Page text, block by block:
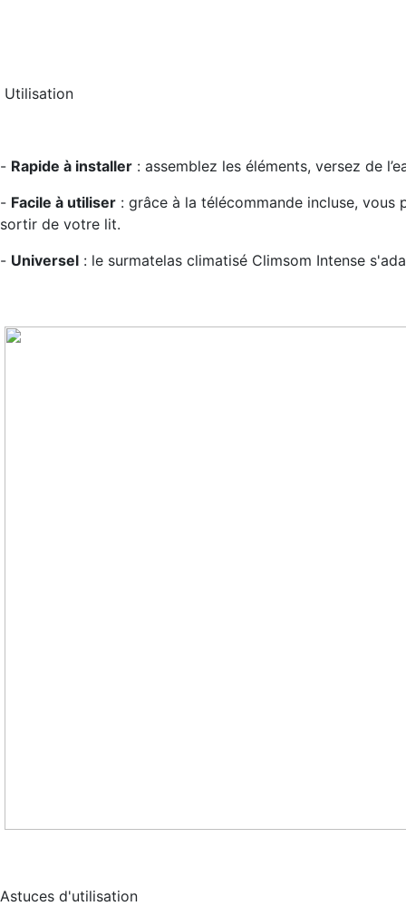
Utilisation
- Rapide à installer : assemblez les éléments, versez de
- Facile à utiliser : grâce à la télécommande incluse,
sortir de votre lit.
- Universel : le surmatelas climatisé Climsom Intense
Astuces d'utilisation